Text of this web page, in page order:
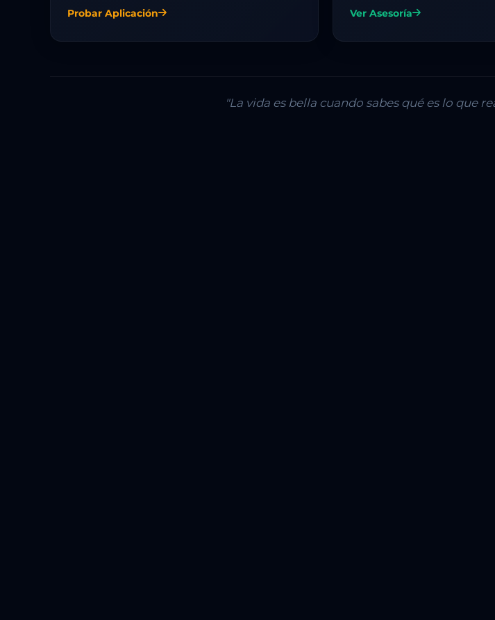
Probar Aplicación Ver Asesoría
"La vida es bella cuando sabes qué es lo que